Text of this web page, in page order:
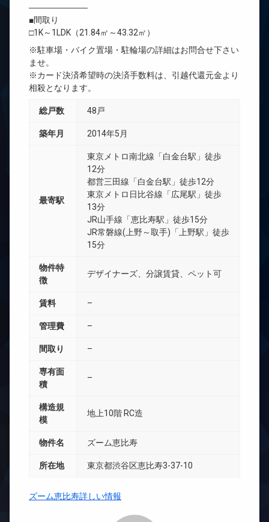
―――――――
■間取り
□1K～1LDK（21.84㎡～43.32㎡）
※駐車場・バイク置場・駐輪場の詳細はお問合せ下さい
ませ。
※カード決済希望時の決済手数料は、引越代還元金より
相殺となります。
総戸数 48戸
築年月 2014年5月
最寄駅
東京メトロ南北線「白金台駅」徒歩
12分
都営三田線「白金台駅」徒歩12分
東京メトロ日比谷線「広尾駅」徒歩
13分
JR山手線「恵比寿駅」徒歩15分
JR常磐線(上野～取手)「上野駅」徒歩
15分
物件特
徴
デザイナーズ、分譲賃貸、ペット可
賃料 –
管理費 –
間取り –
専有面
積
–
構造規
模
地上10階 RC造
物件名 ズーム恵比寿
所在地 東京都渋谷区恵比寿3-37-10
ズーム恵比寿詳しい情報